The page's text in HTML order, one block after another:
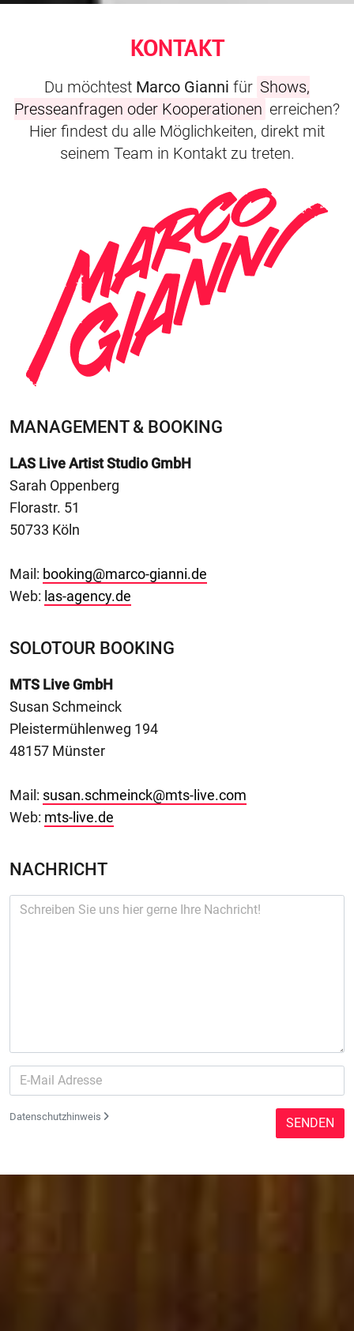
KONTAKT
Du möchtest Marco Gianni für Shows,
Presseanfragen oder Kooperationen erreichen?
Hier findest du alle Möglichkeiten, direkt mit
seinem Team in Kontakt zu treten.
MANAGEMENT & BOOKING
LAS Live Artist Studio GmbH
Sarah Oppenberg
Florastr. 51
50733 Köln
Mail: booking@marco-gianni.de
Web: las-agency.de
SOLOTOUR BOOKING
MTS Live GmbH
Susan Schmeinck
Pleistermühlenweg 194
48157 Münster
Mail: susan.schmeinck@mts-live.com
Web: mts-live.de
NACHRICHT
Datenschutzhinweis SENDEN